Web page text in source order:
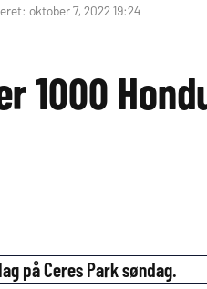
oktober 7, 2022 19:24
1000
på Ceres Park søndag.